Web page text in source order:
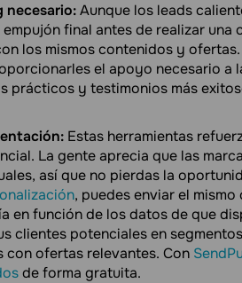
necesario:Aunque los leads
final antes de realizar una
los mismos contenidos y
el apoyo necesario a
prácticos y testimonios más
Estas herramientas
La gente aprecia que las
así que no pierdas la
, puedes enviar el
en función de los datos de que
clientes potenciales en
ofertas relevantes. Con
de forma gratuita.